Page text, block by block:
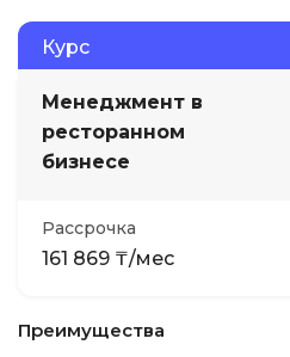
Курс
Менеджмент в
ресторанном
бизнесе
Рассрочка
161 869 ₸/мес
Преимущества